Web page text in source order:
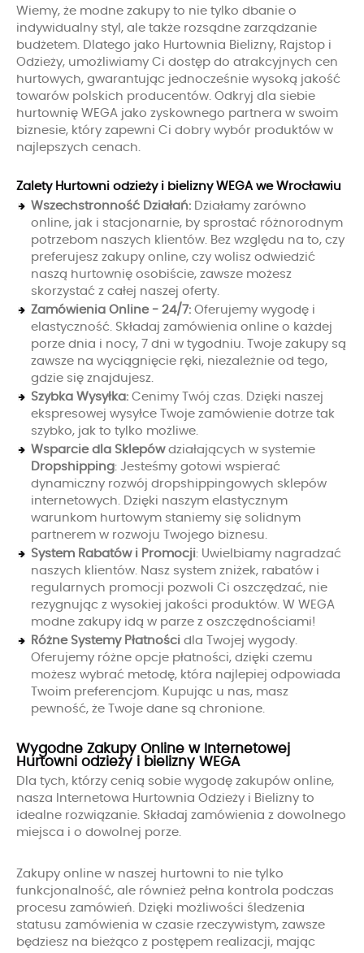
Wiemy, że modne zakupy to nie tylko dbanie o
indywidualny styl, ale także rozsądne zarządzanie
budżetem. Dlatego jako Hurtownia Bielizny, Rajstop i
Odzieży, umożliwiamy Ci dostęp do atrakcyjnych cen
hurtowych, gwarantując jednocześnie wysoką jakość
towarów polskich producentów. Odkryj dla siebie
hurtownię WEGA jako zyskownego partnera w swoim
biznesie, który zapewni Ci dobry wybór produktów w
najlepszych cenach.
Zalety Hurtowni odzieży i bielizny WEGA we Wrocławiu
Wszechstronność Działań: Działamy zarówno
online, jak i stacjonarnie, by sprostać różnorodnym
potrzebom naszych klientów. Bez względu na to, czy
preferujesz zakupy online, czy wolisz odwiedzić
naszą hurtownię osobiście, zawsze możesz
skorzystać z całej naszej oferty.
Zamówienia Online - 24/7: Oferujemy wygodę i
elastyczność. Składaj zamówienia online o każdej
porze dnia i nocy, 7 dni w tygodniu. Twoje zakupy są
zawsze na wyciągnięcie ręki, niezależnie od tego,
gdzie się znajdujesz.
Szybka Wysyłka: Cenimy Twój czas. Dzięki naszej
ekspresowej wysyłce Twoje zamówienie dotrze tak
szybko, jak to tylko możliwe.
Wsparcie dla Sklepówdziałających w systemie
Dropshipping: Jesteśmy gotowi wspierać
dynamiczny rozwój dropshippingowych sklepów
internetowych. Dzięki naszym elastycznym
warunkom hurtowym staniemy się solidnym
partnerem w rozwoju Twojego biznesu.
System Rabatów i Promocji: Uwielbiamy nagradzać
naszych klientów. Nasz system zniżek, rabatów i
regularnych promocji pozwoli Ci oszczędzać, nie
rezygnując z wysokiej jakości produktów. W WEGA
modne zakupy idą w parze z oszczędnościami!
Różne Systemy Płatności dla Twojej wygody.
Oferujemy różne opcje płatności, dzięki czemu
możesz wybrać metodę, która najlepiej odpowiada
Twoim preferencjom. Kupując u nas, masz
pewność, że Twoje dane są chronione.
Wygodne Zakupy Online w Internetowej
Hurtowni odzieży i bielizny WEGA
Dla tych, którzy cenią sobie wygodę zakupów online,
nasza Internetowa Hurtownia Odzieży i Bielizny to
idealne rozwiązanie. Składaj zamówienia z dowolnego
miejsca i o dowolnej porze.
Zakupy online w naszej hurtowni to nie tylko
funkcjonalność, ale również pełna kontrola podczas
procesu zamówień. Dzięki możliwości śledzenia
statusu zamówienia w czasie rzeczywistym, zawsze
będziesz na bieżąco z postępem realizacji, mając